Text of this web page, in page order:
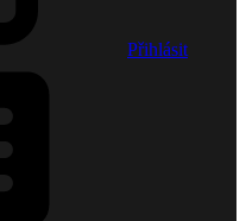
Přihlásit